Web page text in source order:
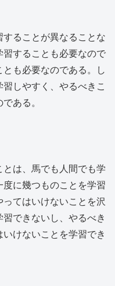
ることが異なることな
することも必要なので
も必要なのである。し
しやすく、やるべきこ
ある。
は、馬でも人間でも学
に幾つものことを学習
てはいけないことを沢
できないし、やるべき
けないことを学習でき